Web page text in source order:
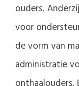
ouders.
voor
de vorm van
administratie